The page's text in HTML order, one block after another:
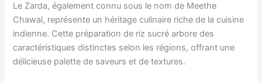
Le Zarda, également connu sous le nom de Meethe
Chawal, représente un héritage culinaire riche de la cuisine
indienne. Cette préparation de riz sucré arbore des
caractéristiques distinctes selon les régions, offrant une
délicieuse palette de saveurs et de textures.